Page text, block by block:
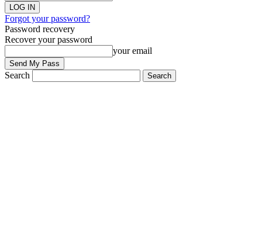
Forgot your password?
Password recovery
Recover your password
your email
Search